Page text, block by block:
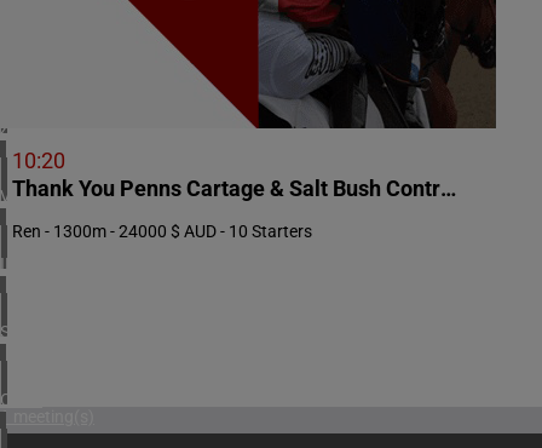
ZUID-AFRIKA
1 meeting(s)
VERENIGD KONINKRIJK
3 meeting(s)
IERLAND
2 meeting(s)
SPANJE
1 meeting(s)
CHILI
1 meeting(s)
10:20
Thank You Penns Cartage & Salt Bush Contracting Handicap
Ren - 1300m - 24000 $ AUD - 10 Starters